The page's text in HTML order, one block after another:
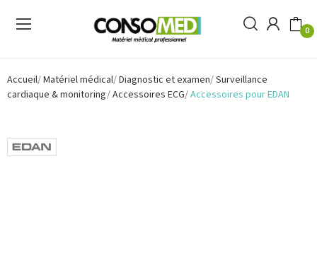
0
Accueil Matériel médical Diagnostic et examen Surveillance
cardiaque & monitoring Accessoires ECG Accessoires pour EDAN